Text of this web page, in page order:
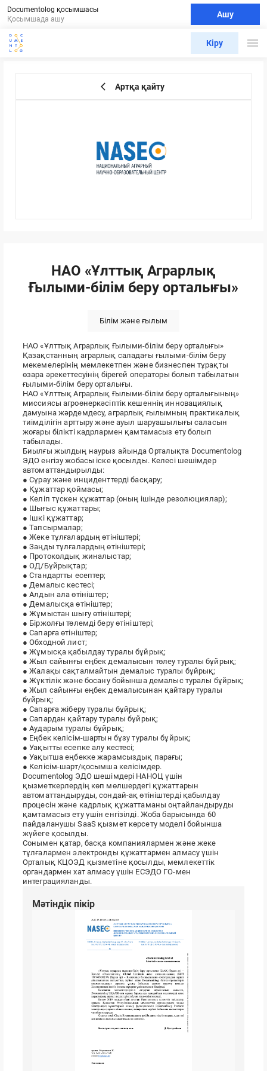
Documentolog қосымшасы
Қосымшада ашу
Ашу
Кіру
Артқа қайту
НАО «Ұлттық Аграрлық
Ғылыми-білім беру орталығы»
Білім және ғылым
НАО «Ұлттық Аграрлық Ғылыми-білім беру орталығы»
Қазақстанның аграрлық саладағы ғылыми-білім беру
мекемелерінің мемлекетпен және бизнеспен тұрақты
өзара әрекеттесуінің бірегей операторы болып табылатын
ғылыми-білім беру орталығы.
НАО «Ұлттық Аграрлық Ғылыми-білім беру орталығының»
миссиясы агроөнеркәсіптік кешеннің инновациялық
дамуына жәрдемдесу, аграрлық ғылымның практикалық
тиімділігін арттыру және ауыл шаруашылығы саласын
жоғары білікті кадрлармен қамтамасыз ету болып
табылады.
Биылғы жылдың наурыз айында Орталықта Documentolog
ЭДО енгізу жобасы іске қосылды. Келесі шешімдер
автоматтандырылды:
● Сұрау және инциденттерді басқару;
● Құжаттар қоймасы;
● Келіп түскен құжаттар (оның ішінде резолюциялар);
● Шығыс құжаттары;
● Ішкі құжаттар;
● Тапсырмалар;
● Жеке тұлғалардың өтініштері;
● Заңды тұлғалардың өтініштері;
● Протоколдық жиналыстар;
● ОД/Бұйрықтар;
● Стандартты есептер;
● Демалыс кестесі;
● Алдын ала өтініштер;
● Демалысқа өтініштер;
● Жұмыстан шығу өтініштері;
● Біржолғы төлемді беру өтініштері;
● Сапарға өтініштер;
● Обходной лист;
● Жұмысқа қабылдау туралы бұйрық;
● Жыл сайынғы еңбек демалысын төлеу туралы бұйрық;
● Жалақы сақталмайтын демалыс туралы бұйрық;
● Жүктілік және босану бойынша демалыс туралы бұйрық;
● Жыл сайынғы еңбек демалысынан қайтару туралы
бұйрық;
● Сапарға жіберу туралы бұйрық;
● Сапардан қайтару туралы бұйрық;
● Аударым туралы бұйрық;
● Еңбек келісім-шартын бұзу туралы бұйрық;
● Уақытты есепке алу кестесі;
● Уақытша еңбекке жарамсыздық парағы;
● Келісім-шарт/қосымша келісімдер.
Documentolog ЭДО шешімдері НАНОЦ үшін
қызметкерлердің көп мөлшердегі құжаттарын
автоматтандыруды, сондай-ақ өтініштерді қабылдау
процесін және кадрлық құжаттаманы оңтайландыруды
қамтамасыз ету үшін енгізілді. Жоба барысында 60
пайдаланушы SaaS қызмет көрсету моделі бойынша
жүйеге қосылды.
Сонымен қатар, басқа компаниялармен және жеке
тұлғалармен электронды құжаттармен алмасу үшін
Орталық КЦОЭД қызметіне қосылды, мемлекеттік
органдармен хат алмасу үшін ЕСЭДО ГО-мен
интеграцияланды.
Мәтіндік пікір